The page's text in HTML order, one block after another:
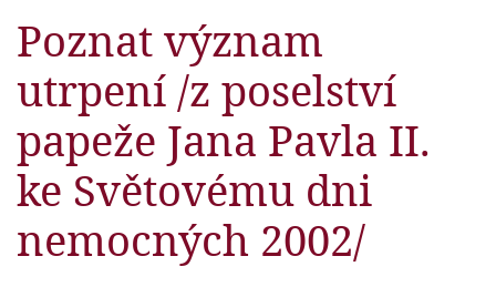
Poznat význam
utrpení /z poselství
papeže Jana Pavla II.
ke Světovému dni
nemocných 2002/